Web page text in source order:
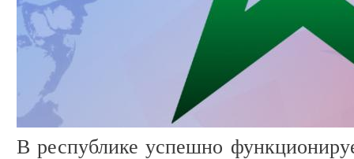
В республике успешно